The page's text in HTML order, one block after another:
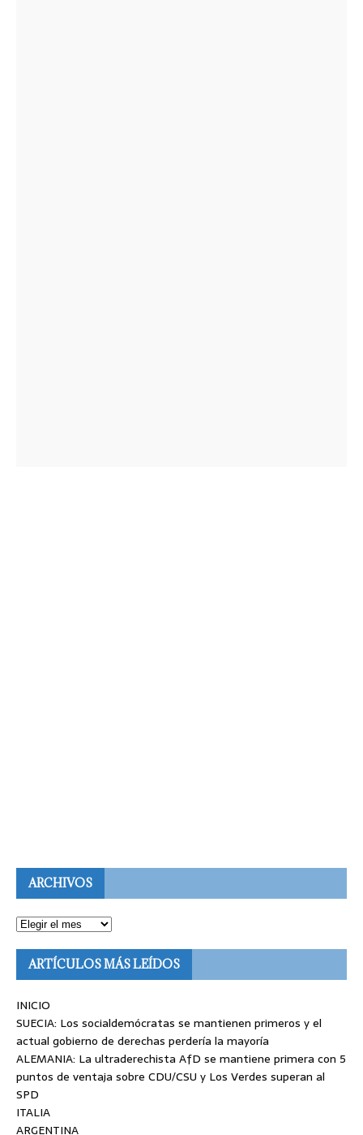
ARCHIVOS
ARTÍCULOS MÁS LEÍDOS
INICIO
SUECIA: Los socialdemócratas se mantienen primeros y el
actual gobierno de derechas perdería la mayoría
ALEMANIA: La ultraderechista AfD se mantiene primera con 5
puntos de ventaja sobre CDU/CSU y Los Verdes superan al
SPD
ITALIA
ARGENTINA